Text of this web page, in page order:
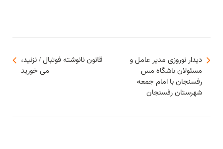
قانون نانوشته فوتبال / نزنید،
می خورید
دیدار نوروزی مدیر عامل و
مسئولان باشگاه مس
رفسنجان با امام جمعه
شهرستان رفسنجان